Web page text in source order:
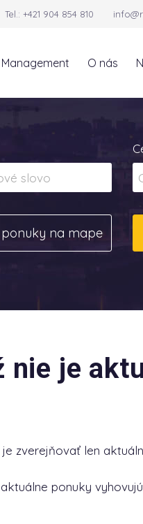
Tel.: +421 904 854 810
O nás
na mape
nie je
zverejňovať len
ponuky